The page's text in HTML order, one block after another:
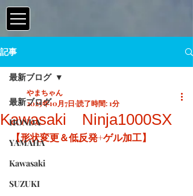
記事
最新ブログ
HONDA
YAMAHA
Kawasaki
SUZUKI
最新ブログ
Kawasaki Ninja1000SX
やまちゃん
2025年10月7日 読了時間: 1分
【形状変更＆低反発+ゲル加工】